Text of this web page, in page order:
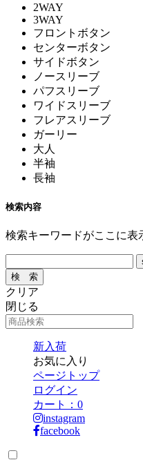
2WAY
3WAY
フロントボタン
センターボタン
サイドボタン
ノースリーブ
パフスリーブ
ワイドスリーブ
フレアスリーブ
ガーリー
大人
半袖
長袖
検索内容
検索キーワードがここに表
クリア
閉じる
新入荷
お気に入り
ページトップ
ログイン
カート： 0
instagram
facebook